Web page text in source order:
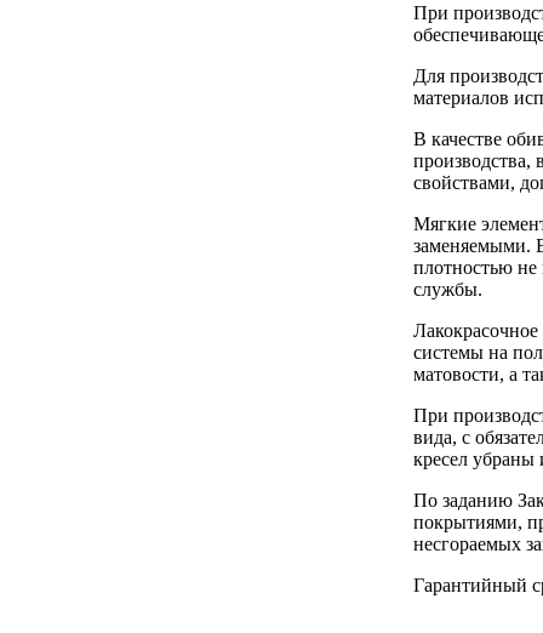
При
Для
материалов
В качестве
производства,
свойствами,
Мягкие
заменяемыми.
плотностью не
службы.
системы на
матовости, а
При
вида, с
кресел
По заданию
покрытиями,
несгораемых
Гарантийный